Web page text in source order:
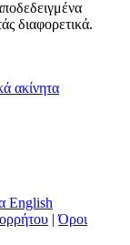
διαφορετικά.
ακίνητα
English
|Όροι